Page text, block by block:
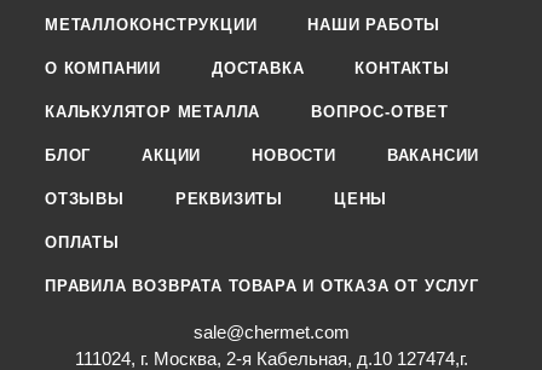
МЕТАЛЛОКОНСТРУКЦИИ НАШИ РАБОТЫ
О КОМПАНИИ ДОСТАВКА КОНТАКТЫ
КАЛЬКУЛЯТОР МЕТАЛЛА ВОПРОС-ОТВЕТ
БЛОГ АКЦИИ НОВОСТИ ВАКАНСИИ
ОТЗЫВЫ РЕКВИЗИТЫ ЦЕНЫ
ОПЛАТЫ
ПРАВИЛА ВОЗВРАТА ТОВАРА И ОТКАЗА ОТ УСЛУГ
sale@chermet.com
111024, г. Москва, 2-я Кабельная, д.10 127474,г.